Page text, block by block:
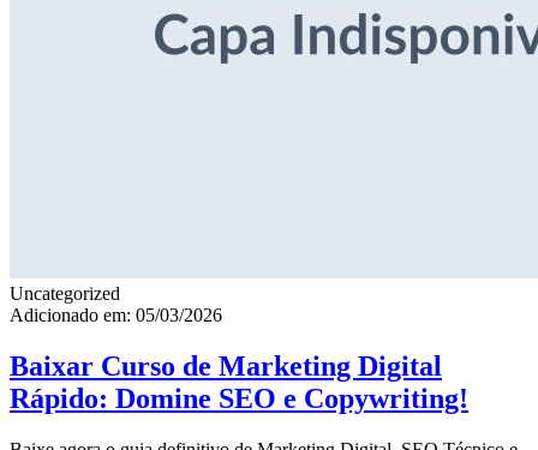
Uncategorized
Adicionado em: 05/03/2026
Baixar Curso de Marketing Digital
Rápido: Domine SEO e Copywriting!